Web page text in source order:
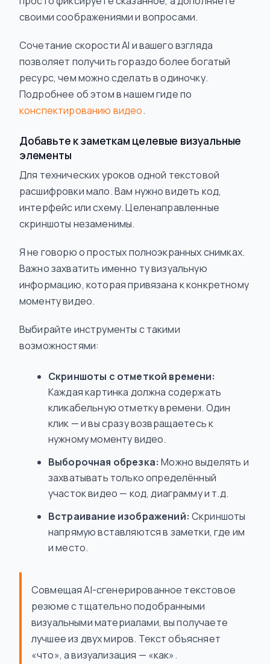
своими соображениями и вопросами.
Сочетание скорости AI и вашего взгляда
позволяет получить гораздо более богатый
ресурс, чем можно сделать в одиночку.
Подробнее об этом в нашем гиде по
конспектированию видео.
Добавьте к заметкам целевые визуальные
элементы
Для технических уроков одной текстовой
расшифровки мало. Вам нужновидеть код,
интерфейс или схему. Целенаправленные
скриншоты незаменимы.
Я не говорю о простых полноэкранных снимках.
Важно захватить именно ту визуальную
информацию, которая привязана к конкретному
моменту видео.
Выбирайте инструменты с такими
возможностями:
Скриншоты с отметкой времени:
Каждая картинка должна содержать
кликабельную отметку времени. Один
клик — и вы сразу возвращаетесь к
нужному моменту видео.
Выборочная обрезка: Можно выделять и
захватывать только определённый
участок видео — код, диаграмму и т.д.
Встраивание изображений: Скриншоты
напрямую вставляются в заметки, где им
и место.
Совмещая AI-сгенерированное текстовое
резюме с тщательно подобранными
визуальными материалами, вы получаете
лучшее из двух миров. Текст объясняет
«что», а визуализация — «как».